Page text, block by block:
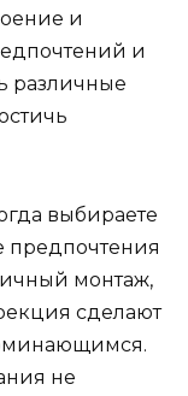
и
и
различные
выбираете
предпочтения
монтаж,
сделают
не